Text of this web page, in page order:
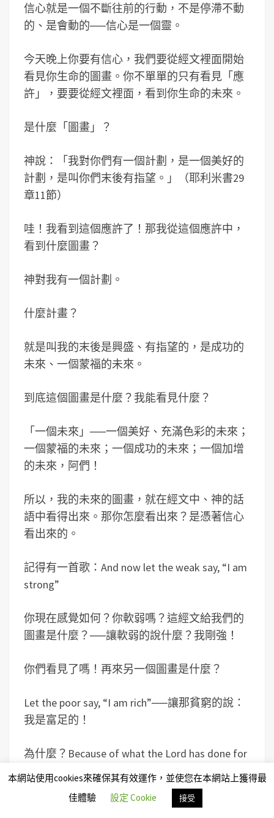
信心就是一個不斷往前的行動，不是停滯不動
的、是會動的──信心是一個靈。
今天晚上你要有信心，我們要從經文裡面開始
看見你生命的圖畫。你不單單的只有看見「應
許」，要要從經文裡面，看到你生命的未來。
是什麼「圖畫」？
神說：「我對你們有一個計劃，是一個美好的
計劃，是叫你們末後有指望。」（耶利米書29
章11節）
哇！我看到這個應許了！那我從這個應許中，
看到什麼圖畫？
神對我有一個計劃。
什麼計畫？
就是叫我的末後是興盛、有指望的，是成功的
未來、一個蒙福的未來。
到底這個圖畫是什麼？我能看見什麼？
「一個未來」──一個美好、充滿色彩的未來；
一個蒙福的未來；一個成功的未來；一個加增
的未來，阿們！
所以，我的未來的圖畫，就在經文中、神的話
語中看得出來。那你怎麼看出來？是憑著信心
看出來的。
記得有一首歌：And now let the weak say, “I am
strong”
你現在感覺如何？你軟弱嗎？這經文給我們的
圖畫是什麼？──讓軟弱的說什麼？我剛強！
你們看見了嗎！再來另一個圖畫是什麼？
Let the poor say, “I am rich”──讓那貧窮的說：
我是富足的！
為什麼？Because of what the Lord has done for
us” Give thanks.
神做了什麼事？祂成了貧窮，叫我可以成為富
本網站使用cookies來確保其有效運作，並使您在本網站上獲得最
佳體驗
設定 Cookie 接受